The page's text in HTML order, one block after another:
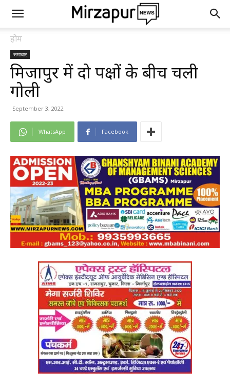
होम
समाचार
मिर्जापुर में दो पक्षों के बीच चली
गोली
September 3, 2022
WhatsApp Facebook